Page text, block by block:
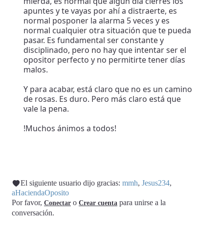
apuntes y te vayas por ahí a distraerte, es
normal posponer la alarma 5 veces y es
normal cualquier otra situación que te pueda
pasar. Es fundamental ser constante y
disciplinado, pero no hay que intentar ser el
opositor perfecto y no permitirte tener días
malos.
Y para acabar, está claro que no es un camino
de rosas. Es duro. Pero más claro está que
vale la pena.
!Muchos ánimos a todos!
El siguiente usuario dijo gracias: mmh, Jesus234,
aHaciendaOposito
Por favor, Conectar o Crear cuenta para unirse a la
conversación.